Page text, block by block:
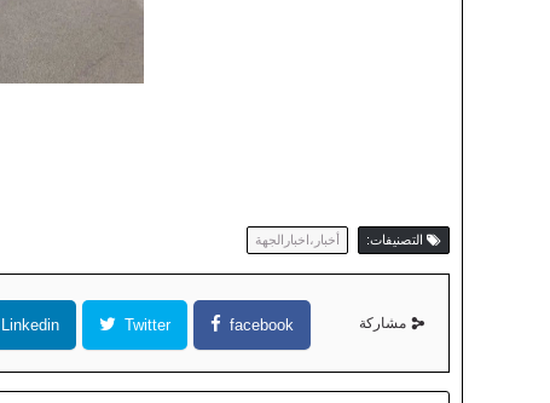
التصنيفات: أخبار،اخبارالجهة
مشاركة facebook
Twitter
Linkedin